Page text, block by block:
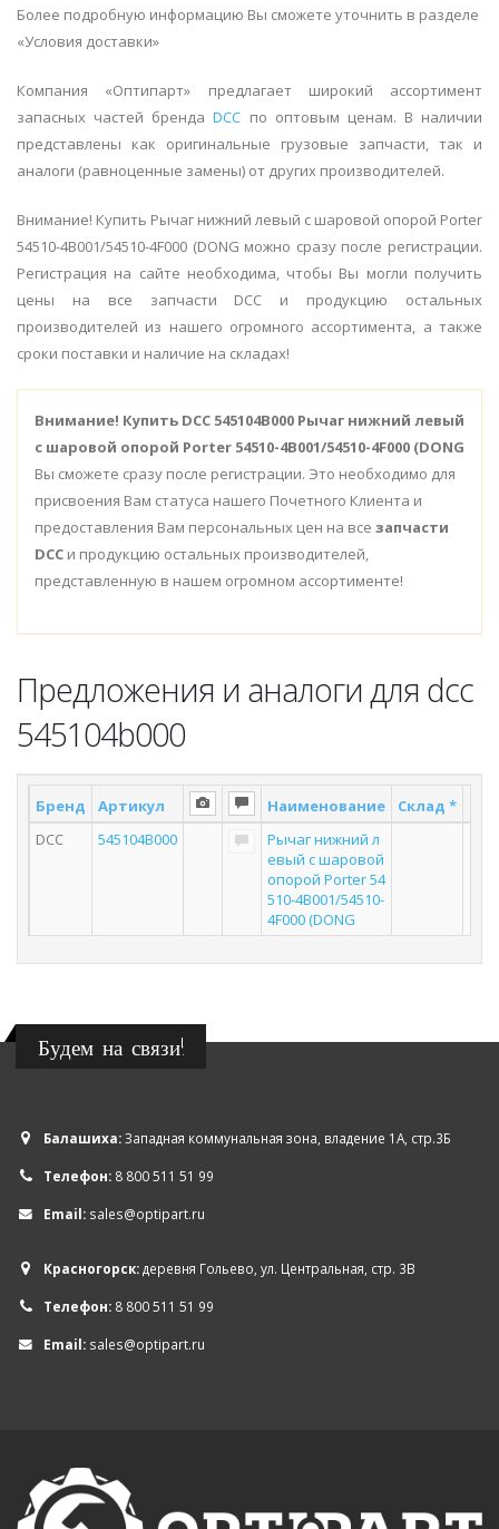
Более подробную информацию Вы сможете уточнить в разделе
«Условия доставки»
Компания «Оптипарт» предлагает широкий ассортимент
запасных частей брендаDCC по оптовым ценам. В наличии
представлены как оригинальные грузовые запчасти, так и
аналоги (равноценные замены) от других производителей.
Внимание! Купить Рычаг нижний левый с шаровой опорой Porter
54510-4B001/54510-4F000 (DONG можно сразу после регистрации.
Регистрация на сайте необходима, чтобы Вы могли получить
цены на все запчасти DCC и продукцию остальных
производителей из нашего огромного ассортимента, а также
сроки поставки и наличие на складах!
Внимание! Купить DCC 545104B000 Рычаг нижний левый
с шаровой опорой Porter 54510-4B001/54510-4F000 (DONG
Вы сможете сразу после регистрации. Это необходимо для
присвоения Вам статуса нашего Почетного Клиента и
предоставления Вам персональных цен на все запчасти
DCC и продукцию остальных производителей,
представленную в нашем огромном ассортименте!
Предложения и аналоги для dcc
545104b000
Бренд Артикул Наименование Склад *
DCC
545104B000
Рычаг нижний л
евый с шаровой
опорой Porter 54
510-4B001/54510-
4F000 (DONG
Будем на связи!
Балашиха:Западная коммунальная зона, владение 1А, стр.3Б
Телефон: 8 800 511 51 99
Email: sales@optipart.ru
Красногорск:деревня Гольево, ул. Центральная, стр. 3В
Телефон: 8 800 511 51 99
Email: sales@optipart.ru